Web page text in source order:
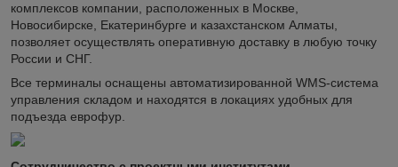
комплексов компании, расположенных в Москве,
Новосибирске, Екатеринбурге и казахстанском Алматы,
позволяет осуществлять оперативную доставку в любую точку
России и СНГ.
Все терминалы оснащены автоматизированной WMS-система
управления складом и находятся в локациях удобных для
подъезда еврофур.